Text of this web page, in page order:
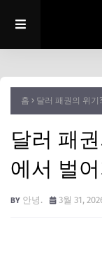
홈 달러 패권의 위기
달러 패
에서 벌
안녕. 3월 31,